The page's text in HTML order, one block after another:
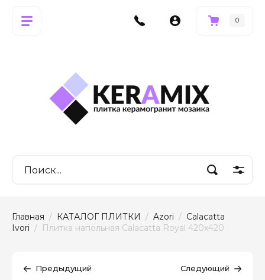
0
Главная / КАТАЛОГ ПЛИТКИ / Azori / Calacatta
Ivori /  Плитка напольная Calacatta Royal 420x420
Предыдущий Следующий